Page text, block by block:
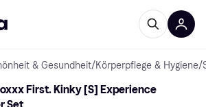
& Gesundheit/Körperpflege & Hygiene/
First. Kinky [S] Experience